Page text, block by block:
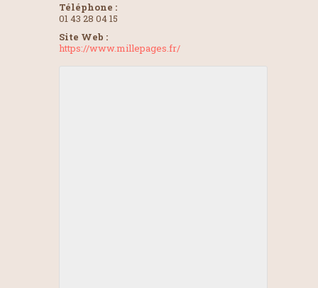
Téléphone :
01 43 28 04 15
Site Web :
https://www.millepages.fr/